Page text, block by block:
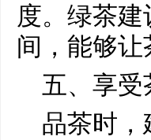
度。绿茶
间，能够
五、享受
品茶时